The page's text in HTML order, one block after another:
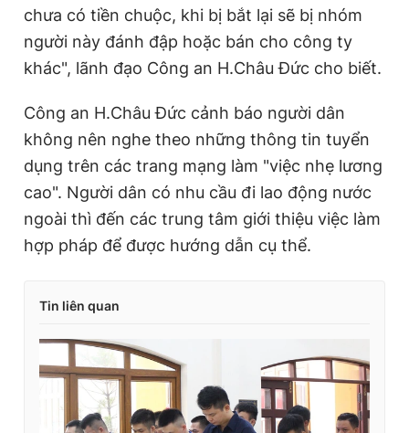
chưa có tiền chuộc, khi bị bắt lại sẽ bị nhóm
người này đánh đập hoặc bán cho công ty
khác", lãnh đạo Công an H.Châu Đức cho biết.
Công an H.Châu Đức cảnh báo người dân
không nên nghe theo những thông tin tuyển
dụng trên các trang mạng làm "việc nhẹ lương
cao". Người dân có nhu cầu đi lao động nước
ngoài thì đến các trung tâm giới thiệu việc làm
hợp pháp để được hướng dẫn cụ thể.
Tin liên quan